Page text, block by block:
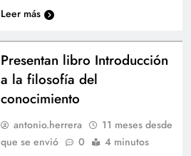
Leer más
Presentan libro Introducción
a la filosofía del
conocimiento
antonio.herrera
11 meses desde
que se envió
0 4 minutos